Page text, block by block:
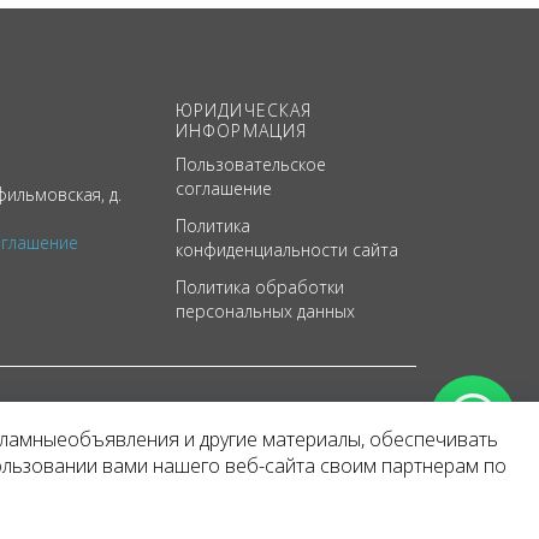
д.
ЮРИДИЧЕСКАЯ
ИНФОРМАЦИЯ
Пользовательское
соглашение
Политика
конфиденциальности сайта
Политика обработки
персональных данных
и другие материалы, обеспечивать
вами нашего веб-сайта своим партнерам по